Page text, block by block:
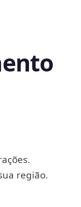
região.